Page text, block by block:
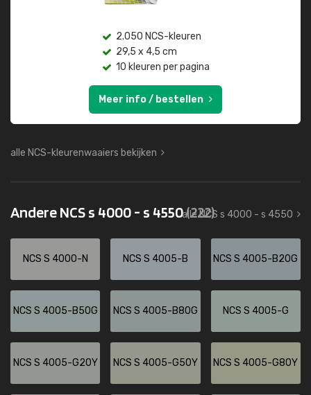
2.050 NCS-kleuren
29,5 x 4,5 cm
10 kleuren per pagina
Meer info / bestellen
alle NCS-kleurenwaaiers bekijken
Andere NCS s 4000 - s 4550(222)
alle NCS s 4000 - s 4550
NCS S 4000-N NCS S 4005-B NCS S 4005-B20G
NCS S 4005-B50G NCS S 4005-B80G NCS S 4005-G
NCS S 4005-G20Y NCS S 4005-G50Y NCS S 4005-G80Y